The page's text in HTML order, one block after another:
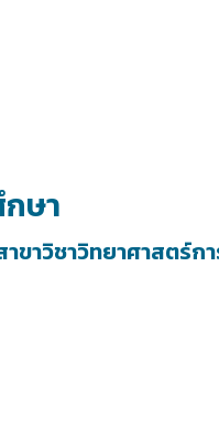
ษา
าวิชาวิทยาศาสตร์ก